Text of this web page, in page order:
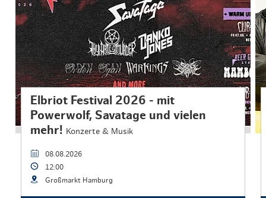
Elbriot Festival 2026 - mit
Powerwolf, Savatage und vielen
mehr! Konzerte & Musik
08.08.2026
12:00
Großmarkt Hamburg